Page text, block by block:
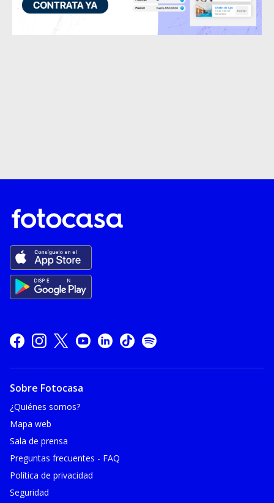
Sobre Fotocasa
¿Quiénes somos?
Mapa web
Sala de prensa
Preguntas frecuentes - FAQ
Política de privacidad
Seguridad